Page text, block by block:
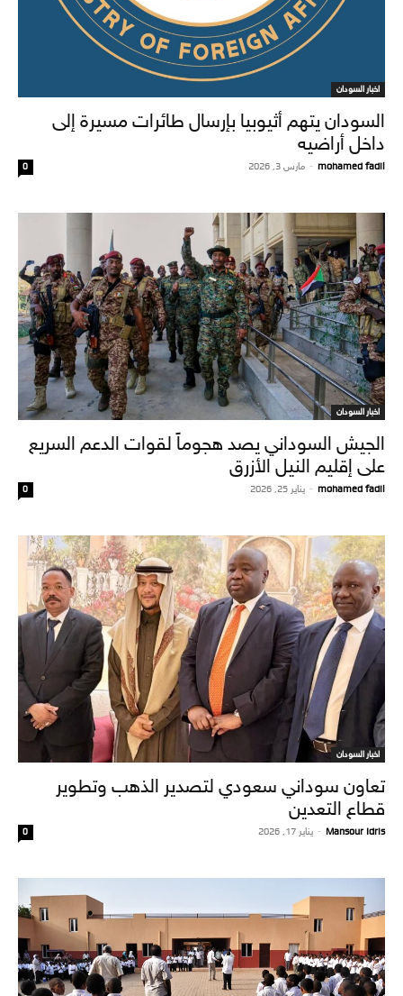
اخبار السودان
السودان يتهم أثيوبيا بإرسال طائرات مسيرة إلى
داخل أراضيه
mohamed fadil
- مارس 3, 2026 0
اخبار السودان
الجيش السوداني يصد هجوماً لقوات الدعم السريع
على إقليم النيل الأزرق
mohamed fadil
- يناير 25, 2026 0
اخبار السودان
تعاون سوداني سعودي لتصدير الذهب وتطوير
قطاع التعدين
Mansour Idris
- يناير 17, 2026 0